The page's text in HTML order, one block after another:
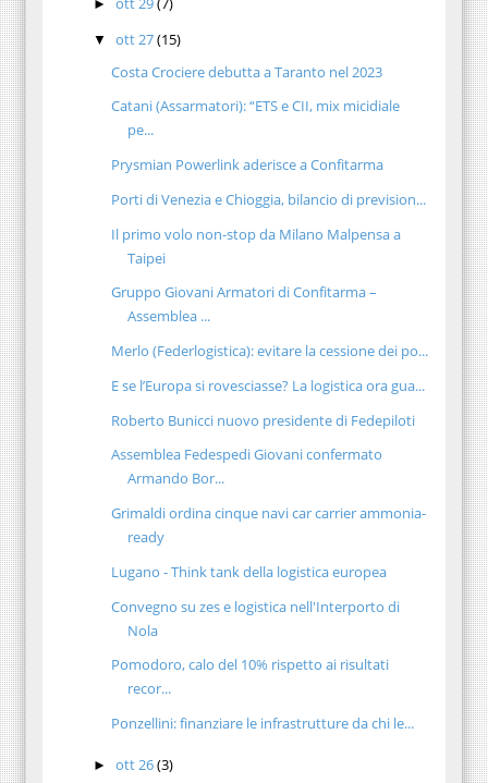
►
▼ott 27(15)
Costa Crociere debutta a Taranto nel 2023
Catani (Assarmatori): “ETS e CII, mix micidiale
pe...
Prysmian Powerlink aderisce a Confitarma
Porti di Venezia e Chioggia, bilancio di prevision...
Il primo volo non-stop da Milano Malpensa a
Taipei
Gruppo Giovani Armatori di Confitarma –
Assemblea ...
Merlo (Federlogistica): evitare la cessione dei po...
E se l’Europa si rovesciasse? La logistica ora gua...
Roberto Bunicci nuovo presidente di Fedepiloti
Assemblea Fedespedi Giovani confermato
Armando Bor...
Grimaldi ordina cinque navi car carrier ammonia-
ready
Lugano - Think tank della logistica europea
Convegno su zes e logistica nell'Interporto di
Nola
Pomodoro, calo del 10% rispetto ai risultati
recor...
Ponzellini: finanziare le infrastrutture da chi le...
►ott 26(3)